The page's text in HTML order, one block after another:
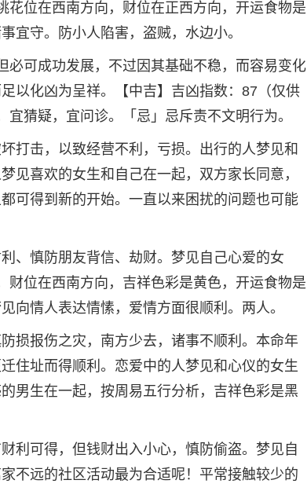
位在西南方向，财位在正西方向，开运食物是
宜守。防小人陷害，盗贼，水边小。
必可成功发展，不过因其基础不稳，而容易变化
以化凶为呈祥。【中吉】吉凶指数：87（仅供
猜疑，宜问诊。「忌」忌斥责不文明行为。
打击，以致经营不利，亏损。出行的人梦见和
见喜欢的女生和自己在一起，双方家长同意，
可得到新的开始。一直以来困扰的问题也可能
、慎防朋友背信、劫财。梦见自己心爱的女
位在西南方向，吉祥色彩是黄色，开运食物是
向情人表达情愫，爱情方面很顺利。两人。
损报伤之灾，南方少去，诸事不顺利。本命年
住址而得顺利。恋爱中的人梦见和心仪的女生
男生在一起，按周易五行分析，吉祥色彩是黑
利可得，但钱财出入小心，慎防偷盗。梦见自
不远的社区活动最为合适呢！平常接触较少的